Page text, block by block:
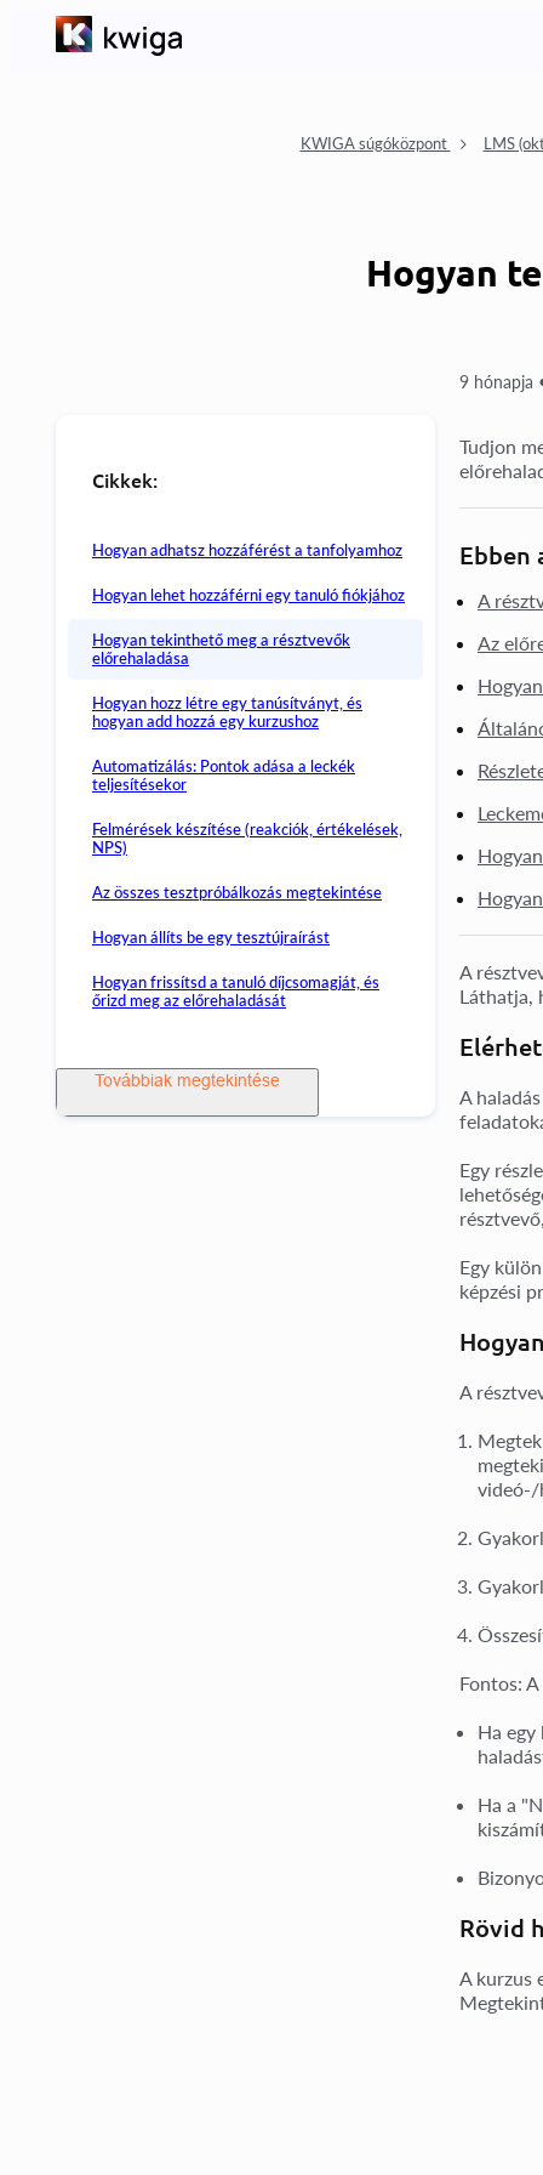
KWIGA súgóközpont LMS
Hogyan
Cikkek:
Hogyan adhatsz hozzáférést a tanfolyamhoz
Hogyan lehet hozzáférni egy tanuló fiókjához
Hogyan tekinthető meg a résztvevők
előrehaladása
Hogyan hozz létre egy tanúsítványt, és
hogyan add hozzá egy kurzushoz
Automatizálás: Pontok adása a leckék
teljesítésekor
Felmérések készítése (reakciók, értékelések,
NPS)
Az összes tesztpróbálkozás megtekintése
Hogyan állíts be egy tesztújraírást
Hogyan frissítsd a tanuló díjcsomagját, és
őrizd meg az előrehaladását
Továbbiak megtekintése
9 hónapja
Tudjon
Ebben
A
Az
A
Láthatja,
A
Egy
Egy
képzési
A
videó-/
Fontos:
Ha egy
Ha a
Rövid
A kurzus